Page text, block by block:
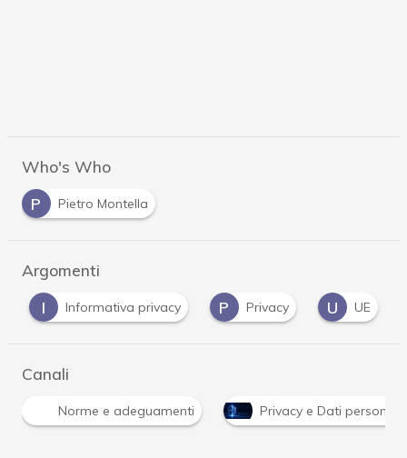
Who's Who
P
Pietro Montella
Argomenti
I
Informativa privacy P Privacy U UE
Canali
Norme e adeguamenti Privacy e Dati personali